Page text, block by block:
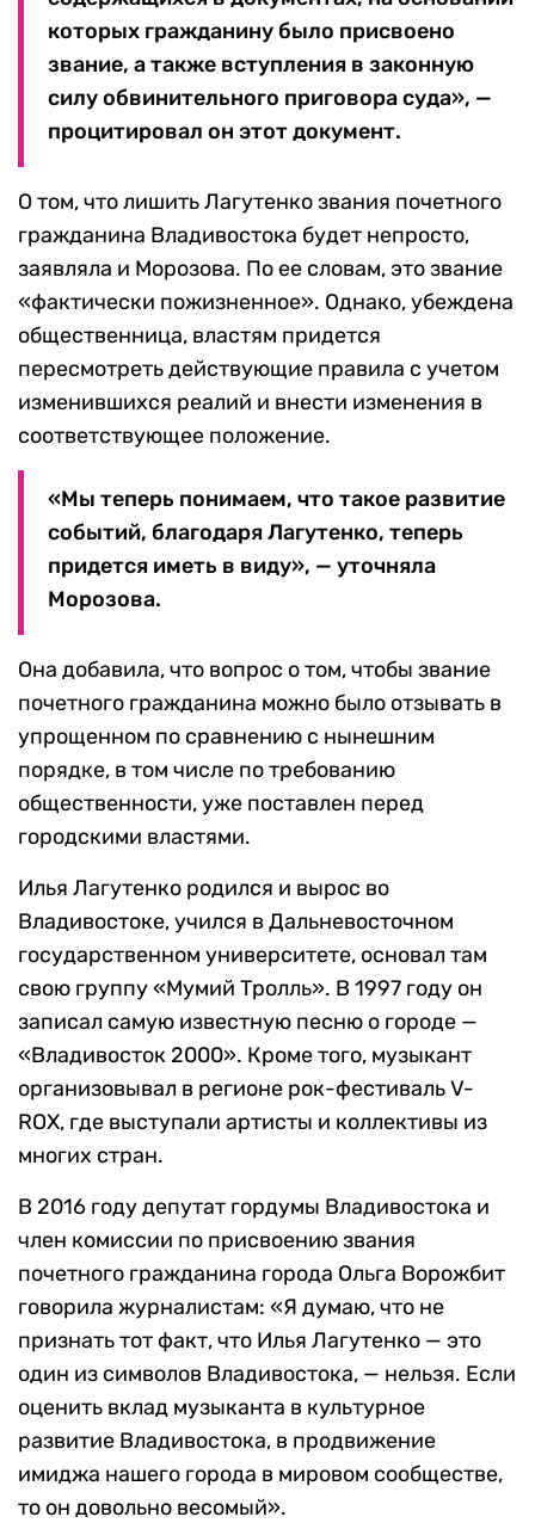
которых гражданину было присвоено
звание, а также вступления в законную
силу обвинительного приговора суда», —
процитировал он этот документ.
О том, что лишить Лагутенко звания почетного
гражданина Владивостока будет непросто,
заявляла и Морозова. По ее словам, это звание
«фактически пожизненное». Однако, убеждена
общественница, властям придется
пересмотреть действующие правила с учетом
изменившихся реалий и внести изменения в
соответствующее положение.
«Мы теперь понимаем, что такое развитие
событий, благодаря Лагутенко, теперь
придется иметь в виду», — уточняла
Морозова.
Она добавила, что вопрос о том, чтобы звание
почетного гражданина можно было отзывать в
упрощенном по сравнению с нынешним
порядке, в том числе по требованию
общественности, уже поставлен перед
городскими властями.
Илья Лагутенко родился и вырос во
Владивостоке, учился в Дальневосточном
государственном университете, основал там
свою группу «Мумий Тролль». В 1997 году он
записал самую известную песню о городе —
«Владивосток 2000». Кроме того, музыкант
организовывал в регионе рок-фестиваль V-
ROX, где выступали артисты и коллективы из
многих стран.
В 2016 году депутат гордумы Владивостока и
член комиссии по присвоению звания
почетного гражданина города Ольга Ворожбит
говорила журналистам: «Я думаю, что не
признать тот факт, что Илья Лагутенко — это
один из символов Владивостока, — нельзя. Если
оценить вклад музыканта в культурное
развитие Владивостока, в продвижение
имиджа нашего города в мировом сообществе,
то он довольно весомый».